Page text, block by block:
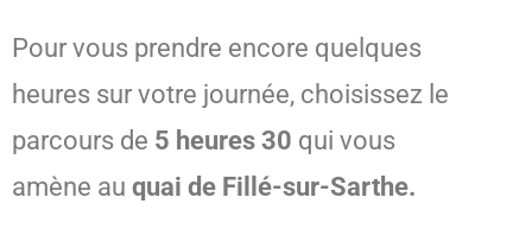
Pour vous prendre encore quelques
heures sur votre journée, choisissez le
parcours de 5 heures 30 qui vous
amène au quai de Fillé-sur-Sarthe.